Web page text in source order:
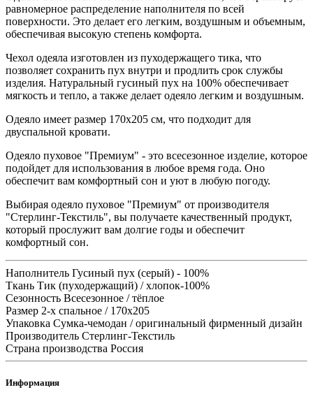
равномерное распределение наполнителя по всей
поверхности. Это делает его легким, воздушным и объемным,
обеспечивая высокую степень комфорта.
Чехол одеяла изготовлен из пуходержащего тика, что
позволяет сохранить пух внутри и продлить срок службы
изделия. Натуральный гусиный пух на 100% обеспечивает
мягкость и тепло, а также делает одеяло легким и воздушным.
Одеяло имеет размер 170х205 см, что подходит для
двуспальной кровати.
Одеяло пуховое "Премиум" - это всесезонное изделие, которое
подойдет для использования в любое время года. Оно
обеспечит вам комфортный сон и уют в любую погоду.
Выбирая одеяло пуховое "Премиум" от производителя
"Стерлинг-Текстиль", вы получаете качественный продукт,
который прослужит вам долгие годы и обеспечит
комфортный сон.
Наполнитель Гусиный пух (серый) - 100%
Ткань Тик (пуходержащий) / хлопок-100%
Сезонность Всесезонное / тёплое
Размер 2-х спальное / 170x205
Упаковка Сумка-чемодан / оригинальный фирменный дизайн
Производитель Стерлинг-Текстиль
Страна производства Россия
Информация